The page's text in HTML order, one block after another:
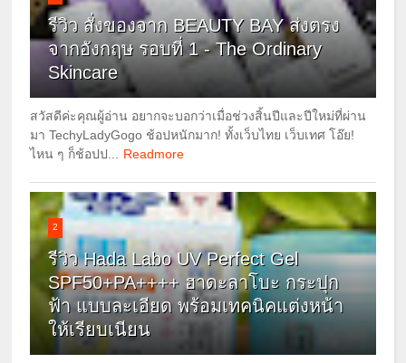
รีวิว สั่งของจาก BEAUTY BAY ส่งตรง
จากอังกฤษ รอบที่ 1 - The Ordinary
Skincare
สวัสดีค่ะคุณผู้อ่าน อยากจะบอกว่าเมื่อช่วงสิ้นปีและปีใหม่ที่ผ่าน
มา TechyLadyGogo ช้อปหนักมาก! ทั้งเว็บไทย เว็บเทศ โอ๊ย!
ไหน ๆ ก็ช้อปป...
Readmore
2
รีวิว Hada Labo UV Perfect Gel
SPF50+PA++++ ฮาดะลาโบะ กระปุก
ฟ้า แบบละเอียด พร้อมเทคนิคแต่งหน้า
ให้เรียบเนียน